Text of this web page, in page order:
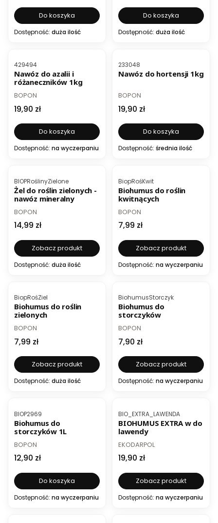
Do koszyka
Dostępność: duża ilość
Do koszyka
Dostępność: duża ilość
Kod produktu
429494
Nawóz do azalii i
różaneczników 1kg
PRODUCENT
BOPON
Cena
19,90 zł
Do koszyka
Dostępność: na wyczerpaniu
Kod produktu
233048
Nawóz do hortensji 1kg
PRODUCENT
BOPON
Cena
19,90 zł
Do koszyka
Dostępność: średnia ilość
Kod produktu
BIOPRoślinyZielone
Żel do roślin zielonych -
nawóz mineralny
PRODUCENT
BOPON
Cena
14,99 zł
Zobacz produkt
Dostępność: duża ilość
Kod produktu
BiopRośKwit
Biohumus do roślin
kwitnących
PRODUCENT
BOPON
Cena
7,99 zł
Zobacz produkt
Dostępność: na wyczerpaniu
Kod produktu
BiopRośZiel
Biohumus do roślin
zielonych
PRODUCENT
BOPON
Cena
7,99 zł
Zobacz produkt
Dostępność: duża ilość
Kod produktu
BiohumusStorczyk
Biohumus do
storczyków
PRODUCENT
BOPON
Cena
7,90 zł
Zobacz produkt
Dostępność: na wyczerpaniu
Kod produktu
BIOP2969
Biohumus do
storczyków 1L
PRODUCENT
BOPON
Cena
12,90 zł
Do koszyka
Dostępność: na wyczerpaniu
Kod produktu
BIO_EXTRA_LAWENDA
BIOHUMUS EXTRA w do
lawendy
PRODUCENT
EKODARPOL
Cena
19,90 zł
Zobacz produkt
Dostępność: na wyczerpaniu